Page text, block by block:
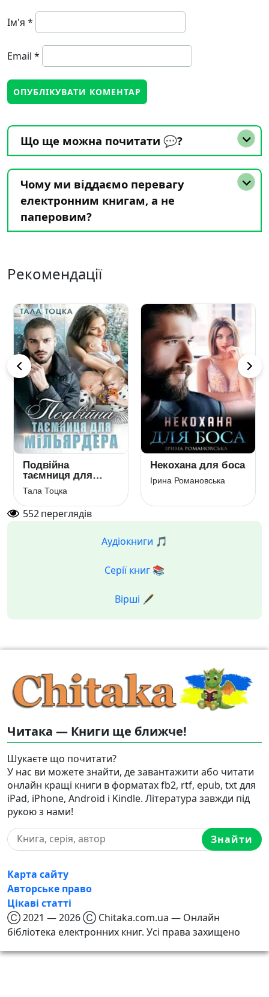
Ім'я *
Email *
Що ще можна почитати 💬?
Чому ми віддаємо перевагу
електронним книгам, а не
паперовим?
Рекомендації
Подвійна
таємниця для
мільярдера
Тала Тоцка
Некохана для боса
Ірина Романовська
552переглядів
Аудіокниги 🎵
Серії книг 📚
Вірші 🖋️
Читака — Книги ще ближче!
Шукаєте що почитати?
У нас ви можете знайти, де завантажити або читати
онлайн кращі книги в форматах fb2, rtf, epub, txt для
iPad, iPhone, Android і Kindle. Література завжди під
рукою з нами!
Знайти
Карта сайту
Авторське право
Цікаві статті
Ⓒ 2021 — 2026 Ⓒ Chitaka.com.ua — Онлайн
бібліотека електронних книг. Усі права захищено